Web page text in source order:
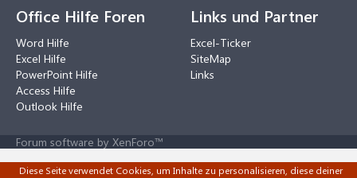
Office Hilfe Foren
Word Hilfe
Excel Hilfe
PowerPoint Hilfe
Access Hilfe
Outlook Hilfe
Links und Partner
Excel-Ticker
SiteMap
Links
Forum software by XenForo™
Diese Seite verwendet Cookies, um Inhalte zu personalisieren, diese deiner